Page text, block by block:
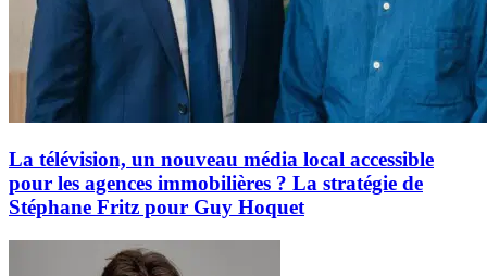
La télévision, un nouveau média local accessible
pour les agences immobilières ? La stratégie de
Stéphane Fritz pour Guy Hoquet